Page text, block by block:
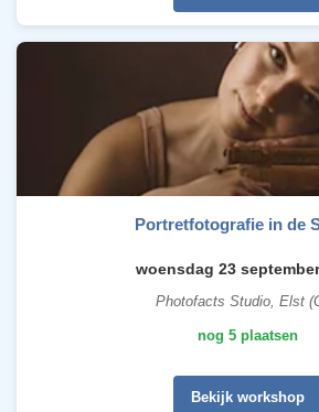
Portretfotografie in de
woensdag 23
Photofacts Studio, Elst
nog 5 plaatsen
Bekijk workshop